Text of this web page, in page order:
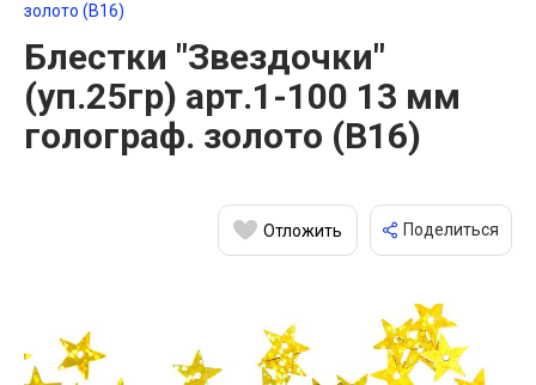
золото (В16)
Блестки "Звездочки"
(уп.25гр) арт.1-100 13 мм
голограф. золото (В16)
Отложить Поделиться